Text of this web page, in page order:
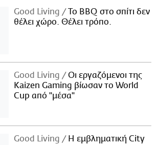
Good Living
Το BBQ στο σπίτι δεν
θέλει χώρο. Θέλει τρόπο.
Good Living
Οι εργαζόμενοι της
Kaizen Gaming βίωσαν το World
Cup από "μέσα"
Good Living
Η εμβληματική City